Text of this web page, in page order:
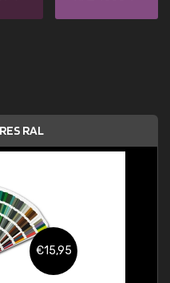
RAL
€15,95